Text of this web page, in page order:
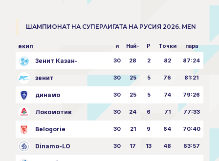
ШАМПИОНАТ НА СУПЕРЛИГАТА НА РУСИЯ 2026. MEN
екип и Най- P Точки пара
Зенит Казан- 30 28 2 82 87:24
зенит 30 25 5 76 81:21
динамо 30 25 5 74 79:26
Локомотив 30 24 6 71 77:33
Belogorie 30 21 9 64 70:40
Dinamo-LO 30 17 13 48 63:57